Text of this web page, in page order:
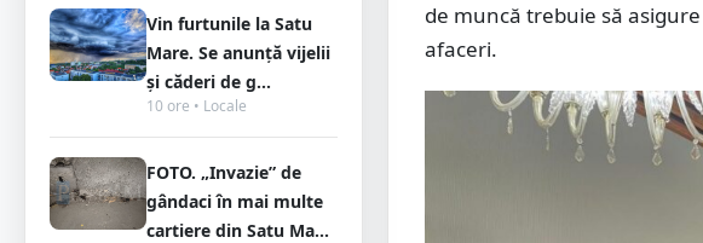
Vin furtunile la Satu
Mare. Se anunță vijelii
și căderi de g...
10 ore • Locale
FOTO. „Invazie” de
gândaci în mai multe
cartiere din Satu Ma...
de muncă trebuie să
afaceri.